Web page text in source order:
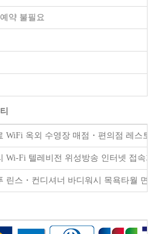
약 불필요
WiFi 옥외 수영장 매점・편의점 레스
Wi-Fi 텔레비전 위성방송 인터넷 접속
린스・컨디셔너 바디워시 목욕타월